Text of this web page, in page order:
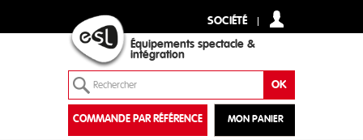
SOCIÉTÉ
Équipements spectacle &
intégration
MON PANIER
COMMANDE PAR RÉFÉRENCE